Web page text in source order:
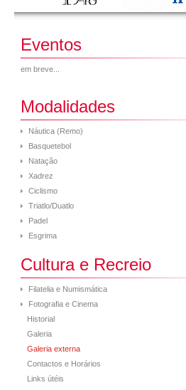
Eventos
em breve...
Modalidades
Náutica (Remo)
Basquetebol
Natação
Xadrez
Ciclismo
Triatlo/Duatlo
Padel
Esgrima
Cultura e Recreio
Filatelia e Numismática
Fotografia e Cinema
Historial
Galeria
Galeria externa
Contactos e Horários
Links útéis